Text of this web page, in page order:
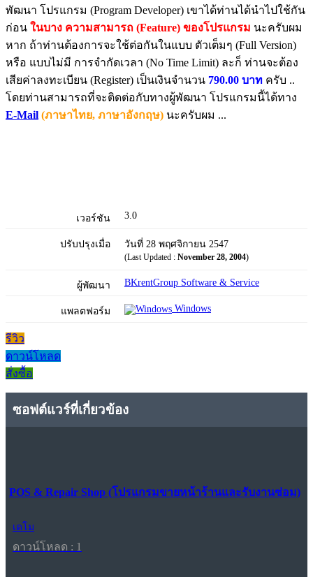
พัฒนา โปรแกรม (Program Developer) เขาได้ท่านได้นำไปใช้กัน
ก่อน ในบาง ความสามารถ (Feature) ของโปรแกรม นะครับผม
หาก ถ้าท่านต้องการจะใช้ต่อกันในแบบ ตัวเต็มๆ (Full Version)
หรือ แบบไม่มี การจำกัดเวลา (No Time Limit) ละก็ ท่านจะต้อง
เสียค่าลงทะเบียน (Register) เป็นเงินจำนวน 790.00 บาท ครับ ..
โดยท่านสามารถที่จะติดต่อกับทางผู้พัฒนา โปรแกรมนี้ได้ทาง
E-Mail (ภาษาไทย, ภาษาอังกฤษ) นะครับผม ...
เวอร์ชัน 3.0
ปรับปรุงเมื่อ วันที่ 28 พฤศจิกายน 2547
(Last Updated : November 28, 2004)
ผู้พัฒนา BKrentGroup Software & Service
แพลตฟอร์ม Windows
รีวิว
ดาวน์โหลด
สั่งซื้อ
ซอฟต์แวร์ที่เกี่ยวข้อง
POS & Repair Shop (โปรแกรมขายหน้าร้านและรับงานซ่อม)
เดโม
ดาวน์โหลด : 1